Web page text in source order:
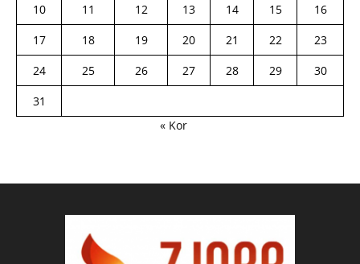
10
11 12 13 14 15
16
17
18 19 20 21 22
23
24
25 26 27 28 29
30
31
« Kor